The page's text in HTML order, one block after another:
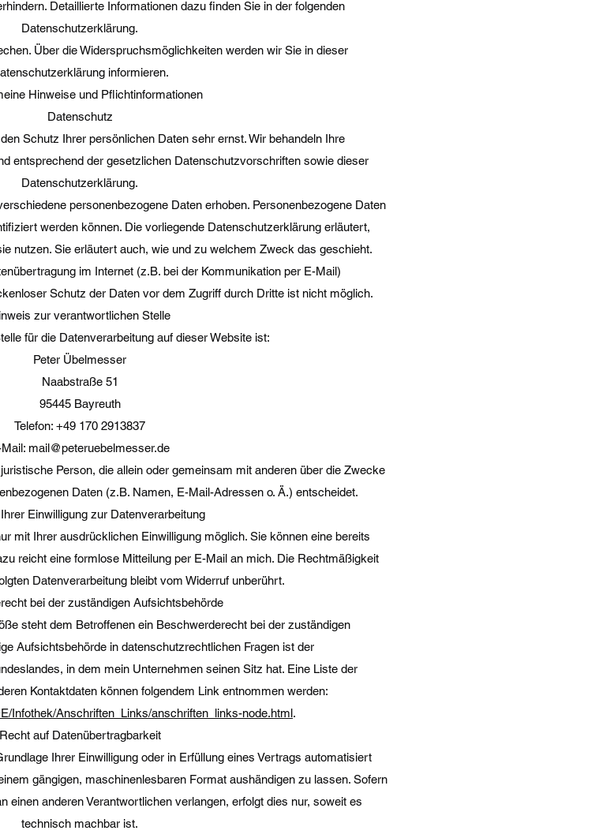
Detaillierte Informationen dazu finden Sie in der folgenden
Datenschutzerklärung.
Über die Widerspruchsmöglichkeiten werden wir Sie in dieser
informieren.
Hinweise und Pflichtinformationen
Datenschutz
Schutz Ihrer persönlichen Daten sehr ernst. Wir behandeln Ihre
entsprechend der gesetzlichen Datenschutzvorschriften sowie dieser
Datenschutzerklärung.
personenbezogene Daten erhoben. Personenbezogene Daten
werden können. Die vorliegende Datenschutzerklärung erläutert,
nutzen. Sie erläutert auch, wie und zu welchem Zweck das geschieht.
im Internet (z.B. bei der Kommunikation per E-Mail)
Schutz der Daten vor dem Zugriff durch Dritte ist nicht möglich.
zur verantwortlichen Stelle
für die Datenverarbeitung auf dieser Website ist:
Peter Übelmesser
Naabstraße 51
95445 Bayreuth
Telefon: ‭+49 170 2913837‬
mail@peteruebelmesser.de
Person, die allein oder gemeinsam mit anderen über die Zwecke
Daten (z.B. Namen, E-Mail-Adressen o. Ä.) entscheidet.
Einwilligung zur Datenverarbeitung
mit Ihrer ausdrücklichen Einwilligung möglich. Sie können eine bereits
reicht eine formlose Mitteilung per E-Mail an mich. Die Rechtmäßigkeit
Datenverarbeitung bleibt vom Widerruf unberührt.
bei der zuständigen Aufsichtsbehörde
steht dem Betroffenen ein Beschwerderecht bei der zuständigen
Aufsichtsbehörde in datenschutzrechtlichen Fragen ist der
in dem mein Unternehmen seinen Sitz hat. Eine Liste der
Kontaktdaten können folgendem Link entnommen werden:
Infothek/Anschriften_Links/anschriften_links-node.html.
Recht auf Datenübertragbarkeit
Ihrer Einwilligung oder in Erfüllung eines Vertrags automatisiert
gängigen, maschinenlesbaren Format aushändigen zu lassen. Sofern
einen anderen Verantwortlichen verlangen, erfolgt dies nur, soweit es
technisch machbar ist.